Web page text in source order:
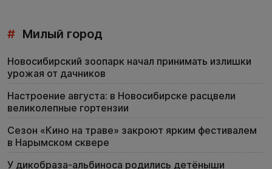
# Милый город
Новосибирский зоопарк начал принимать излишки
урожая от дачников
Настроение августа: в Новосибирске расцвели
великолепные гортензии
Сезон «Кино на траве» закроют ярким фестивалем
в Нарымском сквере
У дикобраза-альбиноса родились детёныши